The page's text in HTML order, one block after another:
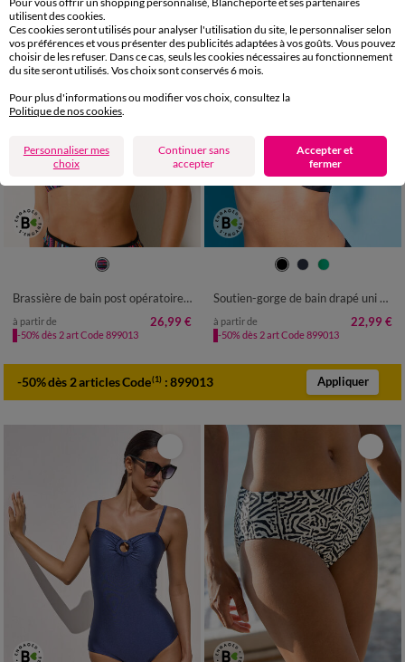
44
Brassière de bain post opératoire sans armatures imprimé ligne Brésilien
à partir de 26,99 €
-50% dès 2 art Code 899013
Soutien-gorge de bain drapé uni Solaro, avec armatures
à partir de 22,99 €
-50% dès 2 art Code 899013
-50% dès 2 articles Code(1) :899013 Appliquer
utilisent des cookies.
Ces cookies seront utilisés pour analyser l'utilisation du site, le personnaliser selon
vos préférences et vous présenter des publicités adaptées à vos goûts. Vous pouvez
choisir de les refuser. Dans ce cas, seuls les cookies nécessaires au fonctionnement
du site seront utilisés. Vos choix sont conservés 6 mois.
Pour plus d'informations ou modifier vos choix, consultez la
Politique de nos cookies.
Personnaliser mes
choix
Continuer sans
accepter
Accepter et
fermer